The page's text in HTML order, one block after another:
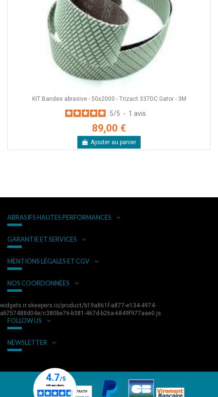
KIT Bandes abrasive - 50x2000 - Trizact 337DC Gator - 3M
5/5 - 1 avis
89,00 €
Ajouter au panier
ABRASIFS HAUTES PERFORMANCES
GARANTIE ET SERVICES
MENTIONS LÉGALES ET CGV
NOS COORDONNÉES
widgets.rr.skeepers.io/product/b19a861f-a877-e134-4974-
ab757488d04e/c380be76-b381-467d-b26a-6849f977aae0.js
FOLLOW US
NEWSLETTER